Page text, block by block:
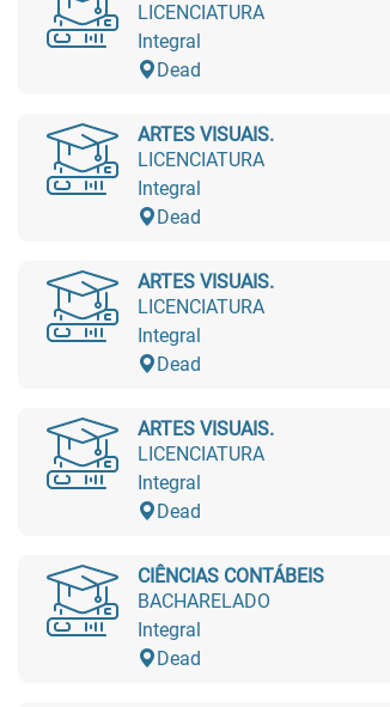
LICENCIATURA
Integral
Dead
ARTES VISUAIS.
LICENCIATURA
Integral
Dead
ARTES VISUAIS.
LICENCIATURA
Integral
Dead
ARTES VISUAIS.
LICENCIATURA
Integral
Dead
CIÊNCIAS CONTÁBEIS
BACHARELADO
Integral
Dead